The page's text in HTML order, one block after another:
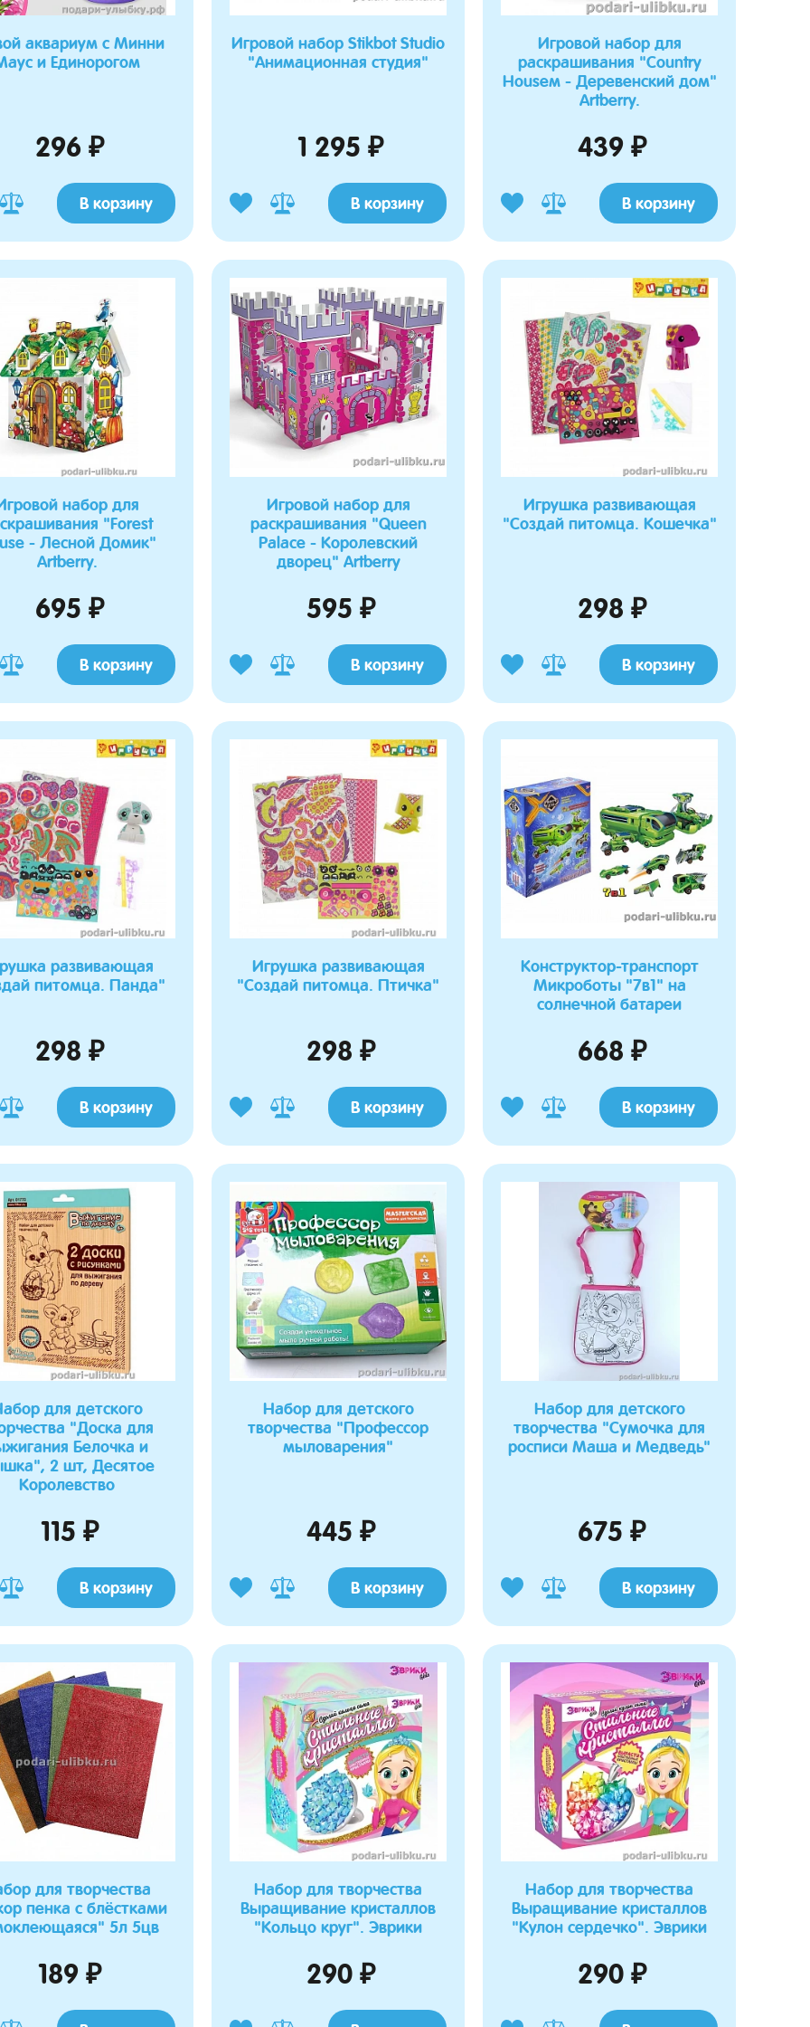
Конструктор-
"Ночной страж"
аквариум с Минни
и Единорогом
296 ₽
В корзину
Игровой набор Stikbot Studio
"Анимационная студия"
1 295 ₽
В корзину
Игровой набор для
раскрашивания "Country
Houseм - Деревенский дом"
Artberry.
439 ₽
В корзину
набор для
"Forest
- Лесной Домик"
Artberry.
695 ₽
В корзину
Игровой набор для
раскрашивания "Queen
Palace - Королевский
дворец" Artberry
595 ₽
В корзину
Игрушка развивающая
"Создай питомца. Кошечка"
298 ₽
В корзину
развивающая
питомца. Панда"
298 ₽
В корзину
Игрушка развивающая
"Создай питомца. Птичка"
298 ₽
В корзину
Конструктор-транспорт
Микроботы "7в1" на
солнечной батареи
668 ₽
В корзину
для детского
"Доска для
Белочка и
2 шт, Десятое
Королевство
115 ₽
В корзину
Набор для детского
творчества "Профессор
мыловарения"
445 ₽
В корзину
Набор для детского
творчества "Сумочка для
росписи Маша и Медведь"
675 ₽
В корзину
для творчества
пенка с блёстками
5л 5цв
189 ₽
Набор для творчества
Выращивание кристаллов
"Кольцо круг". Эврики
290 ₽
Набор для творчества
Выращивание кристаллов
"Кулон сердечко". Эврики
290 ₽